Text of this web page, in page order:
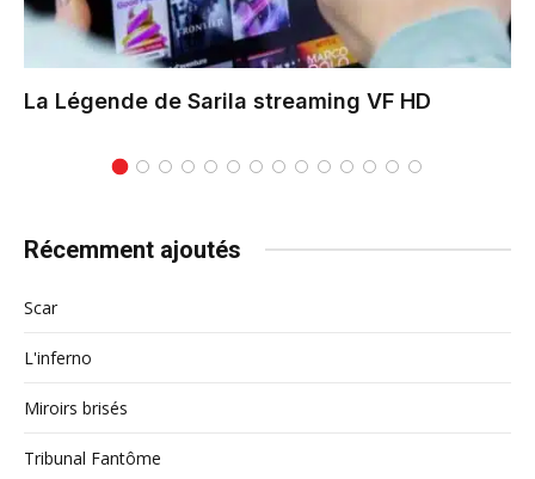
La Légende de Sarila streaming VF HD
Récemment ajoutés
Scar
L'inferno
Miroirs brisés
Tribunal Fantôme